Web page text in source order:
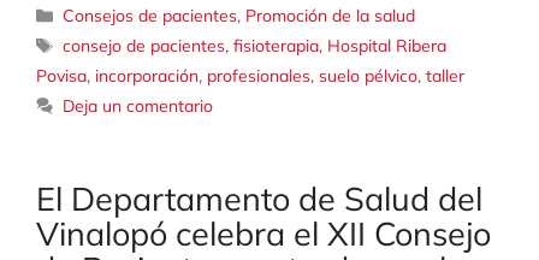
Categorías
Consejos de pacientes, Promoción de la salud
Etiquetas
consejo de pacientes,fisioterapia, Hospital Ribera
Povisa, incorporación, profesionales, suelo pélvico, taller
Deja un comentario
El Departamento de Salud del
Vinalopó celebra el XII Consejo